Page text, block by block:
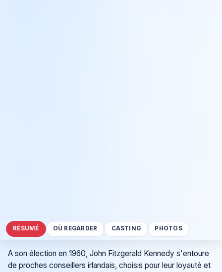
RÉSUMÉ OÙ REGARDER CASTING PHOTOS
A son élection en 1960, John Fitzgerald Kennedy s'entoure
de proches conseillers irlandais, choisis pour leur loyauté et